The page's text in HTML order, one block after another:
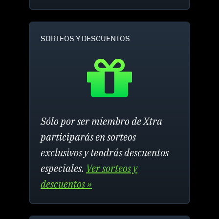
SORTEOS Y DESCUENTOS
Sólo por ser miembro de Xtra
participarás en sorteos
exclusivos y tendrás descuentos
especiales. Ver sorteos y
descuentos »